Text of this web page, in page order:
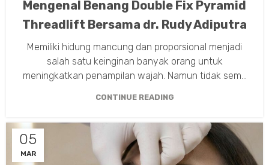
Mengenal Benang Double Fix Pyramid
Threadlift Bersama dr. Rudy Adiputra
Memiliki hidung mancung dan proporsional menjadi
salah satu keinginan banyak orang untuk
meningkatkan penampilan wajah. Namun tidak sem...
CONTINUE READING
05
MAR